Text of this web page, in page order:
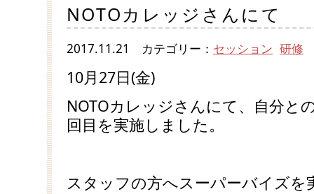
NOTOカレッジさんにて
2017.11.21 カテゴリー： セッション 研修
10月27日(金)
NOTOカレッジさんにて、自分と
回目を実施しました。
スタッフの方へスーパーバイズを